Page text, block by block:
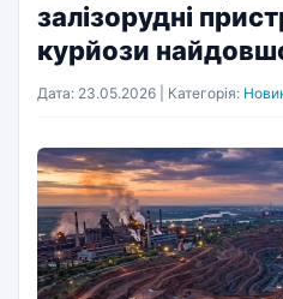
залізорудні
курйози
Дата: 23.05.2026 | Категорія: